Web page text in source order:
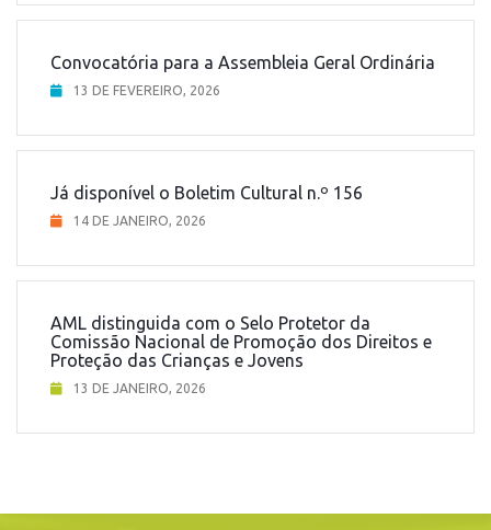
Convocatória para a Assembleia Geral Ordinária
13 DE FEVEREIRO, 2026
Já disponível o Boletim Cultural n.º 156
14 DE JANEIRO, 2026
AML distinguida com o Selo Protetor da
Comissão Nacional de Promoção dos Direitos e
Proteção das Crianças e Jovens
13 DE JANEIRO, 2026